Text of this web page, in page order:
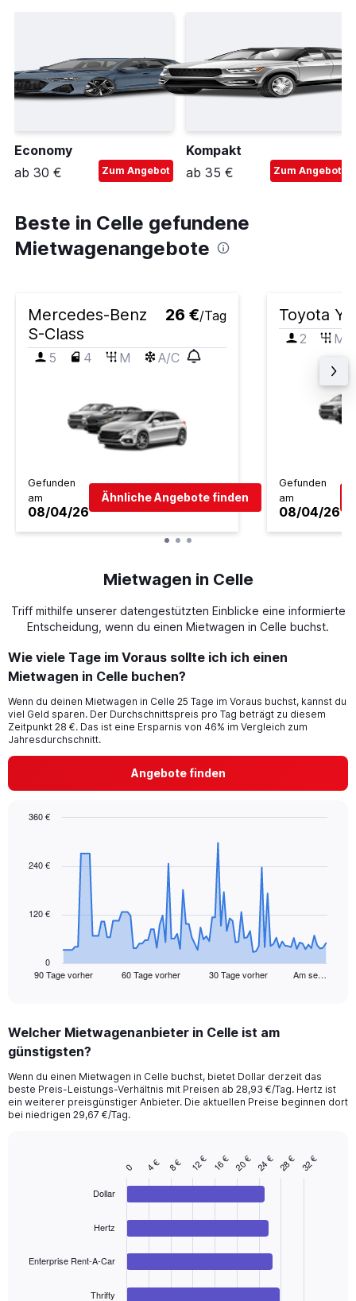
Economy
ab 30 €
Zum Angebot
Kompakt
ab 35 €
Zum Angebot
Beste in Celle gefundene
Mietwagenangebote
Mercedes-Benz
S-Class
26 €/Tag
5 4 M A/C
Gefunden
am
08/04/26
Ähnliche Angebote finden
Toyota
2 M
Gefunden
am
08/04/26
Mietwagen in Celle
Triff mithilfe unserer datengestützten Einblicke eine informierte
Entscheidung, wenn du einen Mietwagen in Celle buchst.
Wie viele Tage im Voraus sollte ich ich einen
Mietwagen in Celle buchen?
Wenn du deinen Mietwagen in Celle 25 Tage im Voraus buchst, kannst du
viel Geld sparen. Der Durchschnittspreis pro Tag beträgt zu diesem
Zeitpunkt 28 €. Das ist eine Ersparnis von 46% im Vergleich zum
Jahresdurchschnitt.
Angebote finden
data
The
Range:
91
The
chart
has
90 Tage vorher 60 Tage vorher 30 Tage vorher Am se…
0
120 €
240 €
360 €
End
Welcher Mietwagenanbieter in Celle ist am
günstigsten?
Wenn du einen Mietwagen in Celle buchst, bietet Dollar derzeit das
beste Preis-Leistungs-Verhältnis mit Preisen ab 28,93 €/Tag. Hertz ist
ein weiterer preisgünstiger Anbieter. Die aktuellen Preise beginnen dort
bei niedrigen 29,67 €/Tag.
chart
Dollar
Hertz
Enterprise Rent-A-Car
Thrifty
0 4 € 8 € 12 € 16 € 20 € 24 € 28 € 32 €